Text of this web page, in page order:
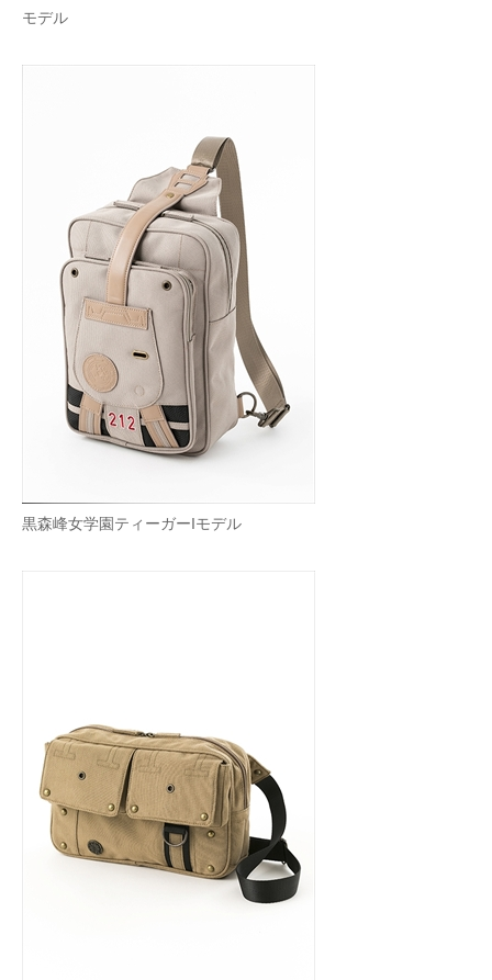
製造業のIT導入・活用を支援
電子設計の基本と応用
エネルギーの専門メディア
建設×テクノロジーの最前線
ちょっと気になるネットの話題
モデル
黒森峰女学園ティーガーIモデル